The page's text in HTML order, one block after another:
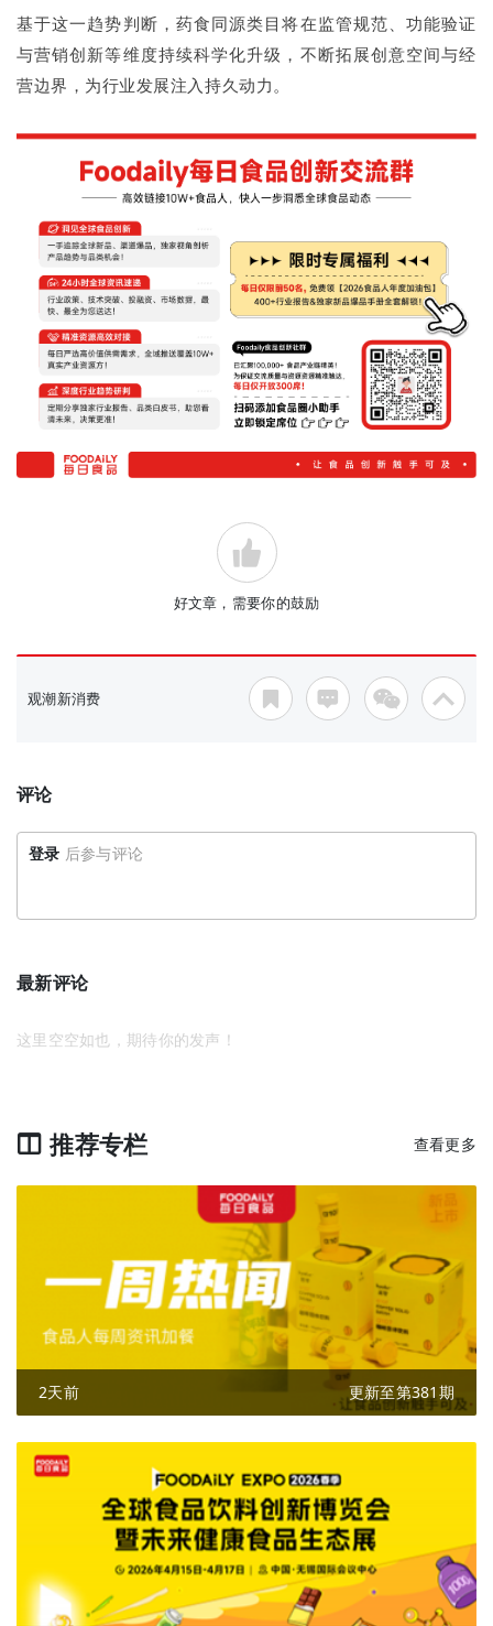
基于这一趋势判断，药食同源类目将在监管规范、功能验证
与营销创新等维度持续科学化升级，不断拓展创意空间与经
营边界，为行业发展注入持久动力。
好文章，需要你的鼓励
观潮新消费
评论
登录 后参与评论
最新评论
这里空空如也，期待你的发声！
推荐专栏 查看更多
2天前 更新至第381期